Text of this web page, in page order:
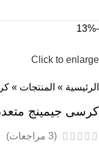
-13%
Click to enlarge
الرئيسية » المنتجات »
كرسى جيمينج متعدد
(
3 مراجعات)